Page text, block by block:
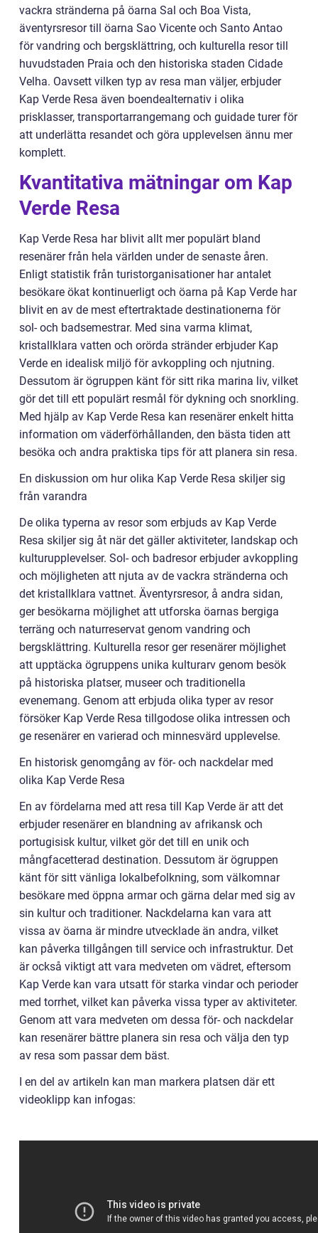
vackra stränderna på öarna Sal och Boa Vista,
äventyrsresor till öarna Sao Vicente och Santo Antao
för vandring och bergsklättring, och kulturella resor till
huvudstaden Praia och den historiska staden Cidade
Velha. Oavsett vilken typ av resa man väljer, erbjuder
Kap Verde Resa även boendealternativ i olika
prisklasser, transportarrangemang och guidade turer för
att underlätta resandet och göra upplevelsen ännu mer
komplett.
Kvantitativa mätningar om Kap
Verde Resa
Kap Verde Resa har blivit allt mer populärt bland
resenärer från hela världen under de senaste åren.
Enligt statistik från turistorganisationer har antalet
besökare ökat kontinuerligt och öarna på Kap Verde har
blivit en av de mest eftertraktade destinationerna för
sol- och badsemestrar. Med sina varma klimat,
kristallklara vatten och orörda stränder erbjuder Kap
Verde en idealisk miljö för avkoppling och njutning.
Dessutom är ögruppen känt för sitt rika marina liv, vilket
gör det till ett populärt resmål för dykning och snorkling.
Med hjälp av Kap Verde Resa kan resenärer enkelt hitta
information om väderförhållanden, den bästa tiden att
besöka och andra praktiska tips för att planera sin resa.
En diskussion om hur olika Kap Verde Resa skiljer sig
från varandra
De olika typerna av resor som erbjuds av Kap Verde
Resa skiljer sig åt när det gäller aktiviteter, landskap och
kulturupplevelser. Sol- och badresor erbjuder avkoppling
och möjligheten att njuta av de vackra stränderna och
det kristallklara vattnet. Äventyrsresor, å andra sidan,
ger besökarna möjlighet att utforska öarnas bergiga
terräng och naturreservat genom vandring och
bergsklättring. Kulturella resor ger resenärer möjlighet
att upptäcka ögruppens unika kulturarv genom besök
på historiska platser, museer och traditionella
evenemang. Genom att erbjuda olika typer av resor
försöker Kap Verde Resa tillgodose olika intressen och
ge resenärer en varierad och minnesvärd upplevelse.
En historisk genomgång av för- och nackdelar med
olika Kap Verde Resa
En av fördelarna med att resa till Kap Verde är att det
erbjuder resenärer en blandning av afrikansk och
portugisisk kultur, vilket gör det till en unik och
mångfacetterad destination. Dessutom är ögruppen
känt för sitt vänliga lokalbefolkning, som välkomnar
besökare med öppna armar och gärna delar med sig av
sin kultur och traditioner. Nackdelarna kan vara att
vissa av öarna är mindre utvecklade än andra, vilket
kan påverka tillgången till service och infrastruktur. Det
är också viktigt att vara medveten om vädret, eftersom
Kap Verde kan vara utsatt för starka vindar och perioder
med torrhet, vilket kan påverka vissa typer av aktiviteter.
Genom att vara medveten om dessa för- och nackdelar
kan resenärer bättre planera sin resa och välja den typ
av resa som passar dem bäst.
I en del av artikeln kan man markera platsen där ett
videoklipp kan infogas: